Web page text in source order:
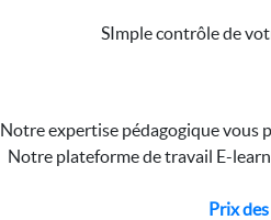
SImple contrôle de
Notre expertise pédagogique vous
Notre plateforme de travail E-
Prix